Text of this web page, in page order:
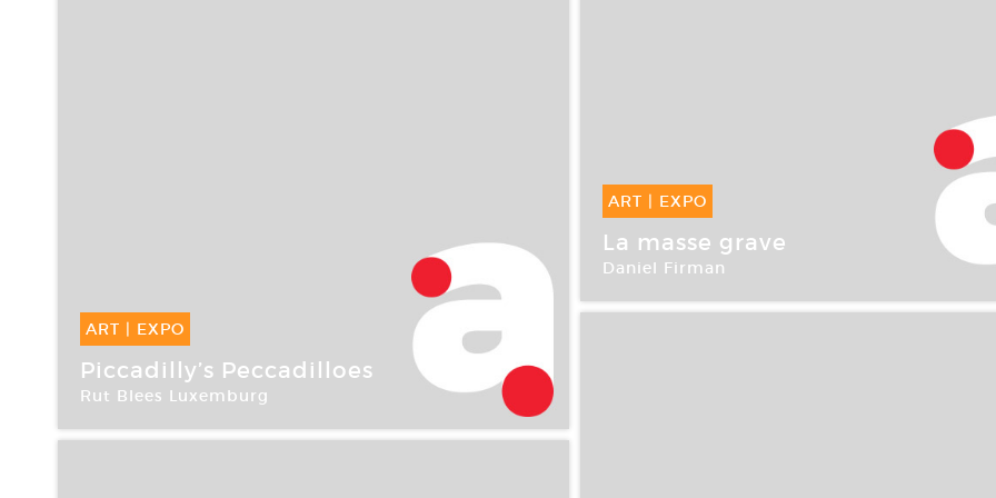
ART | EXPO
08 Sep -20 Oct 2007
La masse grave
Daniel Firman
ART | EXPO
08 Sep -31 Oct 2007
Piccadilly’s Peccadilloes
Rut Blees Luxemburg